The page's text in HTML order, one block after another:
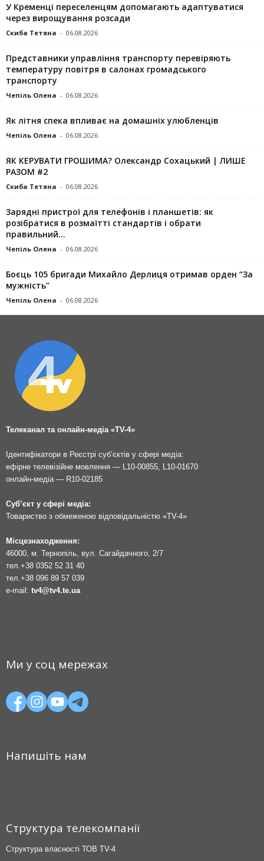
У Кременці переселенцям допомагають адаптуватися
через вирощування розсади
Скиба Тетяна - 06.08.2026
Представники управління транспорту перевіряють
температуру повітря в салонах громадського
транспорту
Чепіль Олена - 06.08.2026
Як літня спека впливає на домашніх улюбленців
Чепіль Олена - 06.08.2026
ЯК КЕРУВАТИ ГРОШИМА? Олександр Сохацький | ЛИШЕ
РАЗОМ #2
Скиба Тетяна - 06.08.2026
Зарядні пристрої для телефонів і планшетів: як
розібратися в розмаїтті стандартів і обрати
правильний...
Чепіль Олена - 06.08.2026
Боєць 105 бригади Михайло Дерлиця отримав орден “За
мужність”
Чепіль Олена - 06.08.2026
Телеканал та онлайн-медіа «TV-4»
Ідентифікатори в Реєстрі суб’єктів у сфері медіа:
ефірне телевізійне мовлення — L10-00855, L10-01670
онлайн-медіа — R10-02185
Суб’єкт у сфері медіа:
Товариство з обмеженою відповідальністю «TV-4»
Місцезнаходження:
46000, м. Тернопіль, вул. Сагайдачного, 2/7
тел. +38 0352 52 31 40
тел. +38 096 89 57 039
e-mail: tv4@tv4.te.ua
Ми у соц мережах
Напишіть нам
Структура телекомпанії
Структура власності ТОВ TV-4